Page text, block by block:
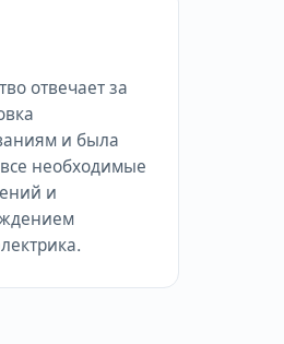
отвечает за
и была
необходимые
и